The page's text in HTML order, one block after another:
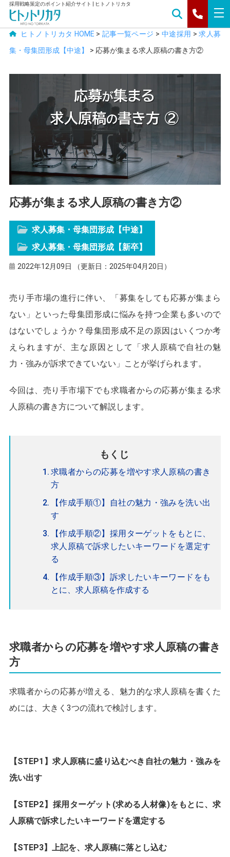
採用戦略策定のポイント紹介サイト | ヒトノトリカタ
ヒトノトリカタ HOME > 記事一覧ページ > 中途採用 >求人募
集・母集団形成【中途】
> 応募が集まる求人原稿の書き方②
応募が集まる求人原稿の書き方②
求人募集・母集団形成【中途】
求人募集・母集団形成【新卒】
2022年12月09日 （更新日：2025年04月20日）
売り手市場の進行に伴い、「募集をしても応募が集まら
ない」といった母集団形成に悩みを持つ企業も多いので
はないでしょうか？母集団形成不足の原因はいくつか考
えられますが、主な原因として「求人原稿で自社の魅
力・強みが訴求できていない」ことが挙げられます。
今回は、売り手市場下でも求職者からの応募が集まる求
人原稿の書き方について解説します。
もくじ
求職者からの応募を増やす求人原稿の書き
方
【作成手順①】自社の魅力・強みを洗い出
す
【作成手順②】採用ターゲットをもとに、
求人原稿で訴求したいキーワードを選定す
る
【作成手順③】訴求したいキーワードをも
とに、求人原稿を作成する
求職者からの応募を増やす求人原稿の書き
方
求職者からの応募が増える、魅力的な求人原稿を書くた
めには、大きく3つの流れで検討します。
【STEP1】求人原稿に盛り込むべき自社の魅力・強みを
洗い出す
【STEP2】採用ターゲット(求める人材像)をもとに、求
人原稿で訴求したいキーワードを選定する
【STEP3】上記を、求人原稿に落とし込む